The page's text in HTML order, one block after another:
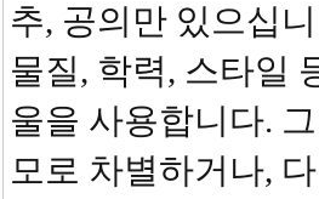
추, 공의만 있으십
물질, 학력, 스타일
울을 사용합니다.
모로 차별하거나,